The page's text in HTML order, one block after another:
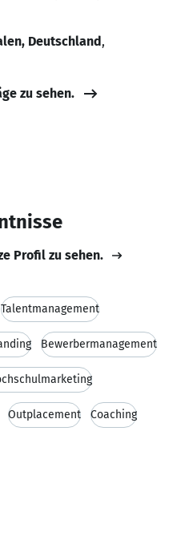
Deutschland,
zu sehen.
Profil zu sehen.
Talentmanagement
Bewerbermanagement
Outplacement Coaching